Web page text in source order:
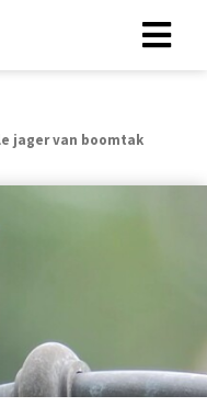
jager van boomtak